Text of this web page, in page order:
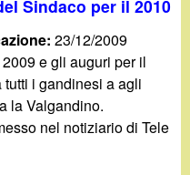
Sindaco per il 2010
23/12/2009
e gli auguri per il
tutti i gandinesi a agli
la Valgandino.
nel notiziario di Tele